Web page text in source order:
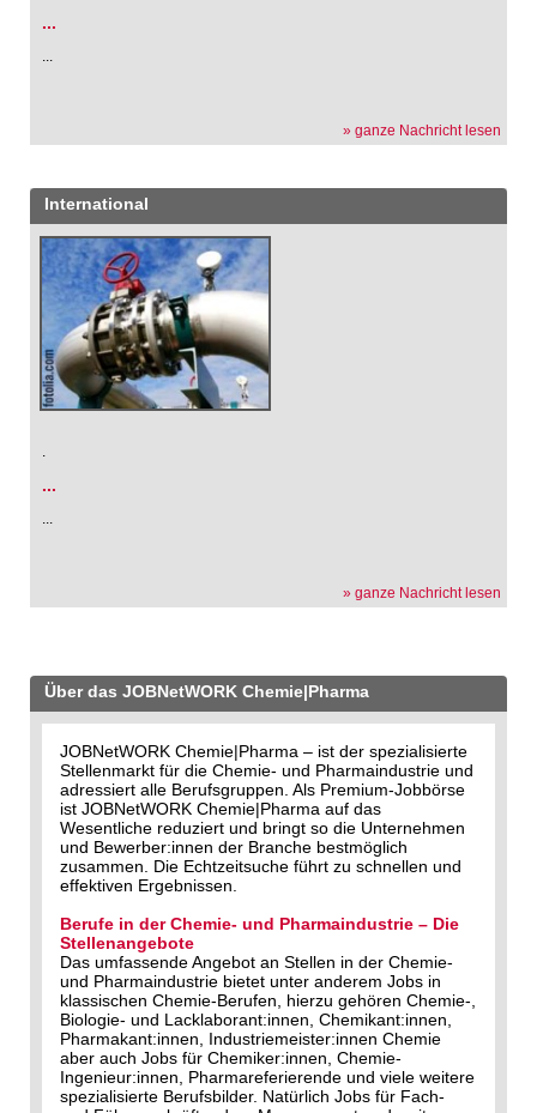
...
...
» ganze Nachricht lesen
International
.
...
...
» ganze Nachricht lesen
Über das JOBNetWORK Chemie|Pharma
JOBNetWORK Chemie|Pharma – ist der spezialisierte
Stellenmarkt für die Chemie- und Pharmaindustrie und
adressiert alle Berufsgruppen. Als Premium-Jobbörse
ist JOBNetWORK Chemie|Pharma auf das
Wesentliche reduziert und bringt so die Unternehmen
und Bewerber:innen der Branche bestmöglich
zusammen. Die Echtzeitsuche führt zu schnellen und
effektiven Ergebnissen.
Berufe in der Chemie- und Pharmaindustrie – Die
Stellenangebote
Das umfassende Angebot an Stellen in der Chemie-
und Pharmaindustrie bietet unter anderem Jobs in
klassischen Chemie-Berufen, hierzu gehören Chemie-,
Biologie- und Lacklaborant:innen, Chemikant:innen,
Pharmakant:innen, Industriemeister:innen Chemie
aber auch Jobs für Chemiker:innen, Chemie-
Ingenieur:innen, Pharmareferierende und viele weitere
spezialisierte Berufsbilder. Natürlich Jobs für Fach-